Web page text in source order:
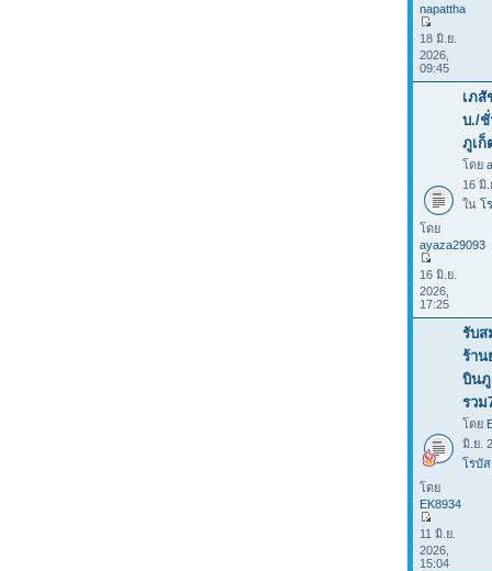
napattha
18 มิ.ย.
2026,
09:45
เภสั
บ./ชั่
ภูเก็
โดย
16 มิ.
ใน โ
โดย
ayaza29093
16 มิ.ย.
2026,
17:25
รับส
ร้าน
บินภู
รวม
โดย
มิ.ย.
โรบั
โดย
EK8934
11 มิ.ย.
2026,
15:04